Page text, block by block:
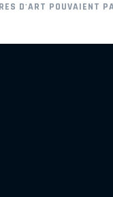
D'ART POUVAIENT